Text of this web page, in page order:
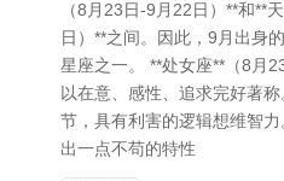
（8月23日-9月22日）**和**
日）**之间。因此，9月出身
星座之一。 **处女座**（8月
以在意、感性、追求完好著
节，具有利害的逻辑想维智
出一点不苟的特性